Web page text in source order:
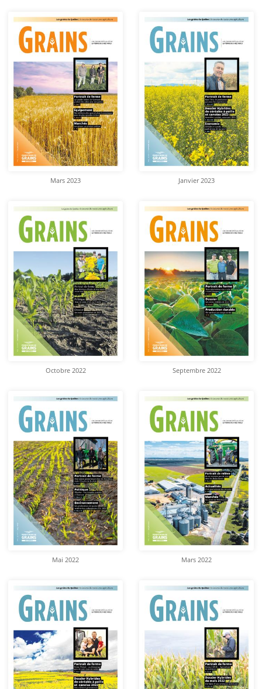
Mars 2023 Janvier 2023
Octobre 2022 Septembre 2022
Mai 2022 Mars 2022